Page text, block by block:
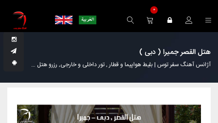
0
هتل القصر جمیرا ( دبی )
آژانس آهنگ سفر توس | بلیط هواپیما و قطار , تور داخلی و خارجی, رزرو هتل مجله